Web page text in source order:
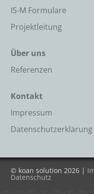
IS-M Formulare
Projektleitung
Über uns
Referenzen
Kontakt
Impressum
Datenschutzerklärung
© koan solution 2026 |
Datenschutz